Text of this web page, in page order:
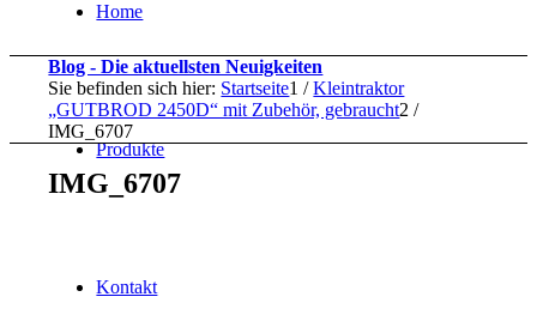
Home
Produkte
Kontakt
Blog - Die aktuellsten Neuigkeiten
Sie befinden sich hier: Startseite1 / Kleintraktor
„GUTBROD 2450D“ mit Zubehör, gebraucht2 /
IMG_6707
IMG_6707